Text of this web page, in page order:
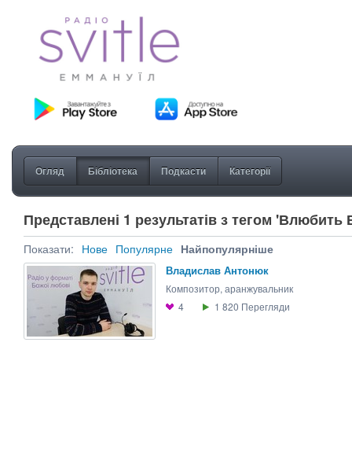
Огляд Бібліотека Подкасти Категорії
Представлені 1 результатів з тегом
Показати: Нове Популярне Найпопулярніше
Владислав Антонюк
Композитор, аранжувальник
4
1 820 Перегляди